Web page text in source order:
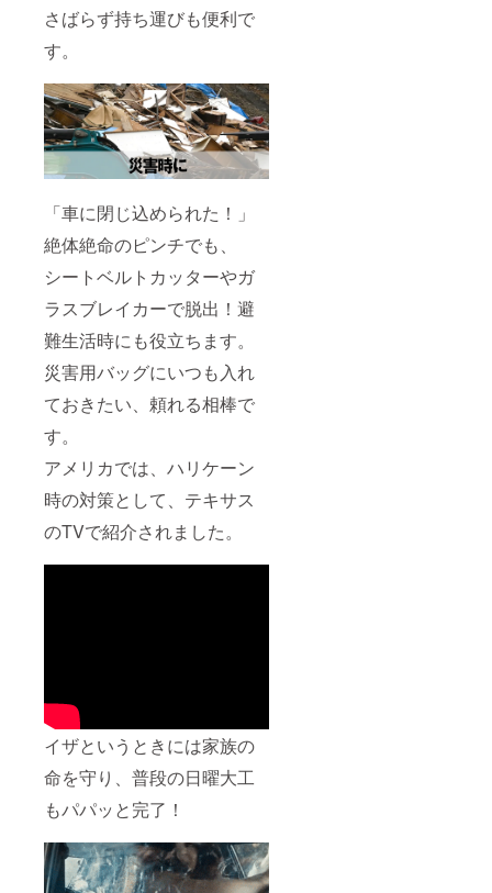
さばらず持ち運びも便利で
す。
「車に閉じ込められた！」
絶体絶命のピンチでも、
シートベルトカッターやガ
ラスブレイカーで脱出！避
難生活時にも役立ちます。
災害用バッグにいつも入れ
ておきたい、頼れる相棒で
す。
アメリカでは、ハリケーン
時の対策として、テキサス
のTVで紹介されました。
イザというときには家族の
命を守り、普段の日曜大工
もパパッと完了！